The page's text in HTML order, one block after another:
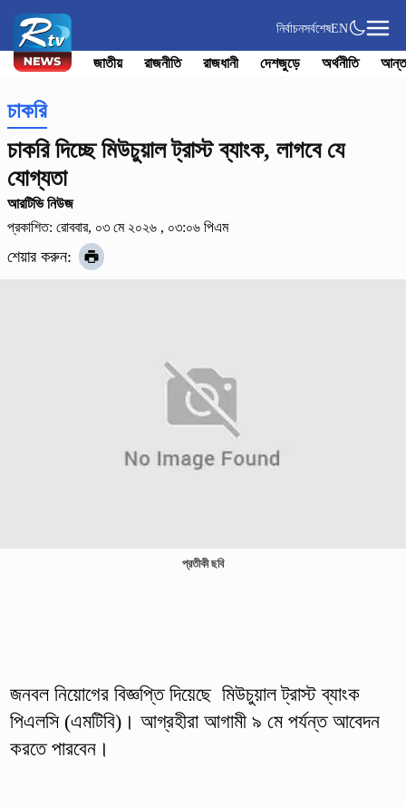
নির্বাচনসর্বশেষEN
জাতীয় রাজনীতি রাজধানী দেশজুড়ে অর্থনীতি
চাকরি
চাকরি দিচ্ছে মিউচুয়াল ট্রাস্ট ব্যাংক, লাগবে যে
যোগ্যতা
আরটিভি নিউজ
প্রকাশিত: রোববার, ০৩ মে ২০২৬ , ০৩:০৬ পিএম
শেয়ার করুন:
প্রতীকী ছবি
জনবল নিয়োগের বিজ্ঞপ্তি দিয়েছে মিউচুয়াল ট্রাস্ট ব্যাংক
পিএলসি (এমটিবি)। আগ্রহীরা আগামী ৯ মে পর্যন্ত আবেদন
করতে পারবেন।